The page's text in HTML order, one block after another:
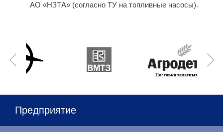
АО «НЗТА» (согласно ТУ на топливные насосы).
Предприятие